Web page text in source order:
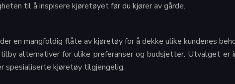
til å inspisere kjøretøyet før du kjører av gårde.
en mangfoldig flåte av kjøretøy for å dekke ulike kundenes
alternativer for ulike preferanser og budsjetter. Utvalget
spesialiserte kjøretøy tilgjengelig.